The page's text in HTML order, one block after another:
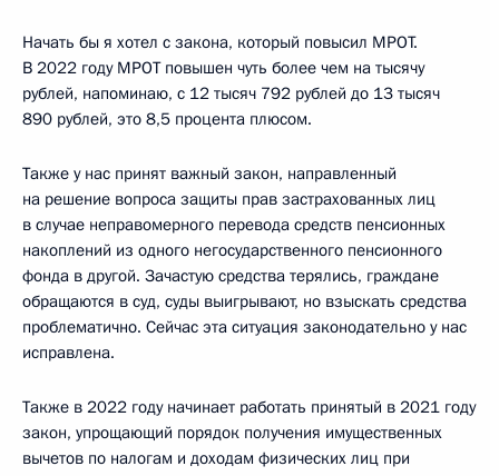
Начать бы я хотел с закона, который повысил МРОТ.
В 2022 году МРОТ повышен чуть более чем на тысячу
рублей, напоминаю, с 12 тысяч 792 рублей до 13 тысяч
890 рублей, это 8,5 процента плюсом.
Также у нас принят важный закон, направленный
на решение вопроса защиты прав застрахованных лиц
в случае неправомерного перевода средств пенсионных
накоплений из одного негосударственного пенсионного
фонда в другой. Зачастую средства терялись, граждане
обращаются в суд, суды выигрывают, но взыскать средства
проблематично. Сейчас эта ситуация законодательно у нас
исправлена.
Также в 2022 году начинает работать принятый в 2021 году
закон, упрощающий порядок получения имущественных
вычетов по налогам и доходам физических лиц при